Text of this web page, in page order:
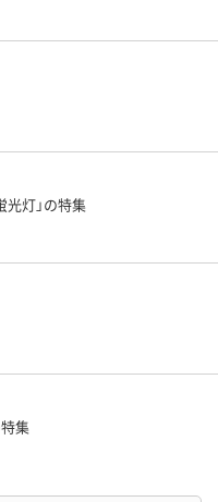
灯」の特集
集